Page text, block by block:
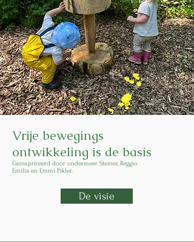
Vrije bewegings
ontwikkeling is de basis
Geïnsprireerd door ondermeer Steiner, Reggio
Emilia en Emmi Pikler.
De visie